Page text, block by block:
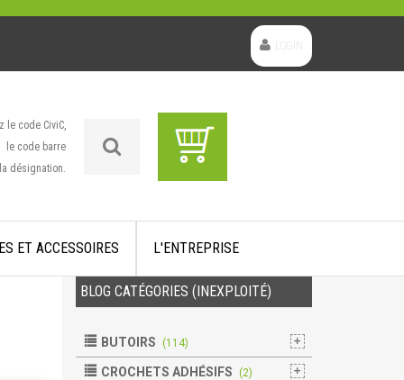
le code CiviC,
le code barre
désignation.
ET ACCESSOIRES L'ENTREPRISE
BLOG CATÉGORIES (INEXPLOITÉ)
BUTOIRS (114)
CROCHETS ADHÉSIFS (2)